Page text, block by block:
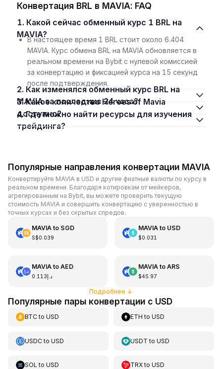
Конвертация BRL в MAVIA: FAQ
1. Какой сейчас обменный курс 1 BRL на
MAVIA?
В настоящее время 1 BRL стоит около 6.404
MAVIA. Курс обмена BRL на MAVIA обновляется в
реальном времени на Bybit с нулевой комиссией
за конвертацию и фиксацией курса на 15 секунд
после подтверждения.
2. Как изменялся обменный курс BRL на
MAVIA за последние 24 часа?
3. Какое количество Heroes of Mavia
доступно?
4. Где можно найти ресурсы для изучения
трейдинга?
Популярные направления конвертации MAVIA
Конвертируйте MAVIA в USD и другие фиатные валюты по курсу в
реальном времени. Благодаря котировкам от мейкеров,
агрегированным на Bybit, вы можете проверить текущую
стоимость MAVIA и совершить конвертацию с уверенностью в
точных курсах и без скрытых спредов.
MAVIAto SGD
S$0.039
MAVIAto USD
$0.031
MAVIAto AED
د.إ0.113
MAVIAto ARS
$45.97
Подробнее ↓
Популярные пары конвертации с USD
BTCto USD ETH toUSD
USDCto USD USDT toUSD
SOL to USD TRXtoUSD